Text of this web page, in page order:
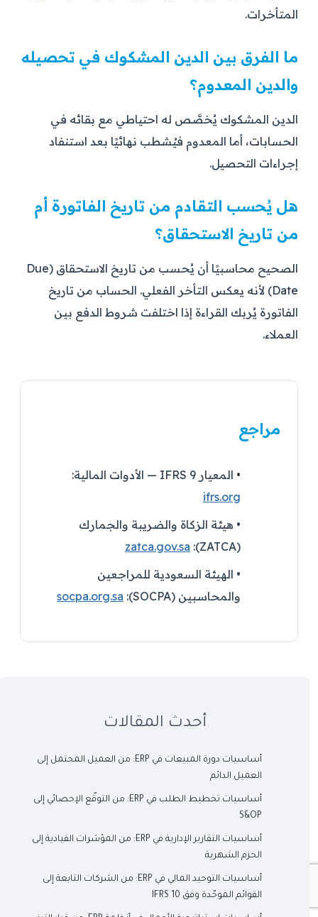
المتأخرات.
ما الفرق بين الدين المشكوك في تحصيله
والدين المعدوم؟
الدين المشكوك يُخصَّص له احتياطي مع بقائه في
الحسابات، أما المعدوم فيُشطب نهائيًا بعد استنفاد
إجراءات التحصيل.
هل يُحسب التقادم من تاريخ الفاتورة أم
من تاريخ الاستحقاق؟
الصحيح محاسبيًا أن يُحسب من تاريخ الاستحقاق (Due
Date) لأنه يعكس التأخر الفعلي. الحساب من تاريخ
الفاتورة يُربك القراءة إذا اختلفت شروط الدفع بين
العملاء.
مراجع
• المعيار IFRS 9 — الأدوات المالية:
ifrs.org
• هيئة الزكاة والضريبة والجمارك
(ZATCA):
zatca.gov.sa
• الهيئة السعودية للمراجعين
والمحاسبين (SOCPA):
socpa.org.sa
أحدث المقالات
أساسيات دورة المبيعات في ERP: من العميل المحتمل إلى
العميل الدائم
أساسيات تخطيط الطلب في ERP: من التوقّع الإحصائي إلى
S&OP
أساسيات التقارير الإدارية في ERP: من المؤشرات القيادية إلى
الحزم الشهرية
أساسيات التوحيد المالي في ERP: من الشركات التابعة إلى
القوائم الموحّدة وفق IFRS 10